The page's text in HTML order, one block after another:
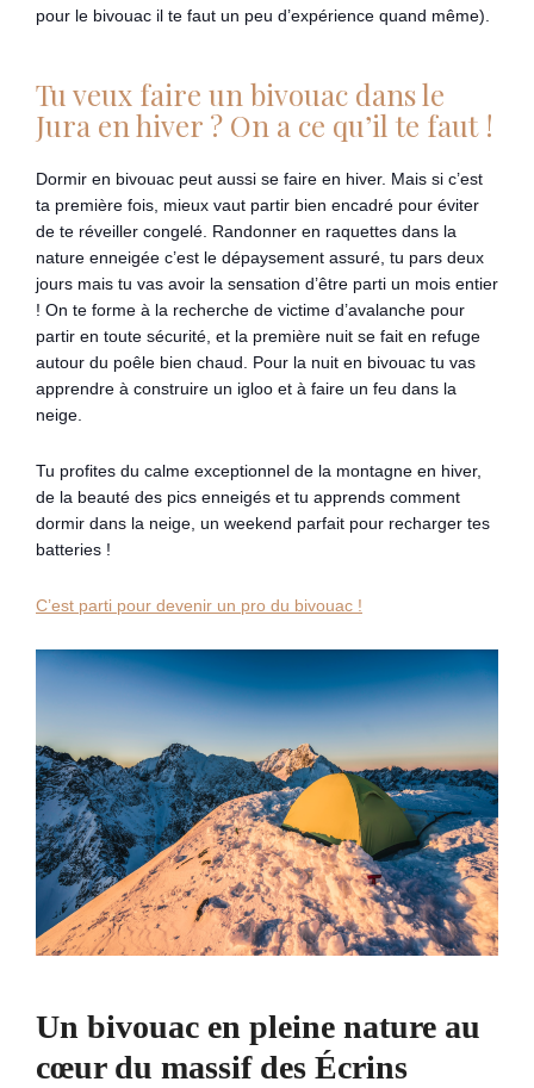
pour le bivouac il te faut un peu d’expérience quand même).
Tu veux faire un bivouac dans le
Jura en hiver ? On a ce qu’il te faut !
Dormir en bivouac peut aussi se faire en hiver. Mais si c’est
ta première fois, mieux vaut partir bien encadré pour éviter
de te réveiller congelé. Randonner en raquettes dans la
nature enneigée c’est le dépaysement assuré, tu pars deux
jours mais tu vas avoir la sensation d’être parti un mois entier
! On te forme à la recherche de victime d’avalanche pour
partir en toute sécurité, et la première nuit se fait en refuge
autour du poêle bien chaud. Pour la nuit en bivouac tu vas
apprendre à construire un igloo et à faire un feu dans la
neige.
Tu profites du calme exceptionnel de la montagne en hiver,
de la beauté des pics enneigés et tu apprends comment
dormir dans la neige, un weekend parfait pour recharger tes
batteries !
C’est parti pour devenir un pro du bivouac !
Un bivouac en pleine nature au
cœur du massif des Écrins